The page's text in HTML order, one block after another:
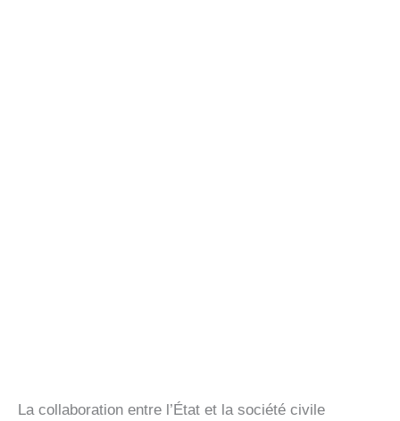
La collaboration entre l’État et la société civile